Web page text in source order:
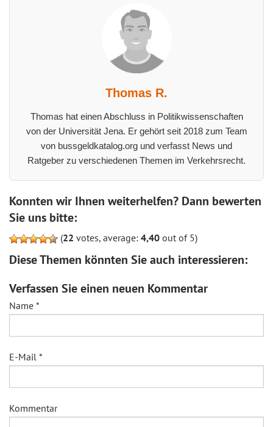
Thomas R.
Thomas hat einen Abschluss in Politikwissenschaften
von der Universität Jena. Er gehört seit 2018 zum Team
von bussgeldkatalog.org und verfasst News und
Ratgeber zu verschiedenen Themen im Verkehrsrecht.
Konnten wir Ihnen weiterhelfen? Dann bewerten
Sie uns bitte:
(22 votes, average: 4,40 out of 5)
Diese Themen könnten Sie auch interessieren:
Verfassen Sie einen neuen Kommentar
Name *
E-Mail *
Kommentar